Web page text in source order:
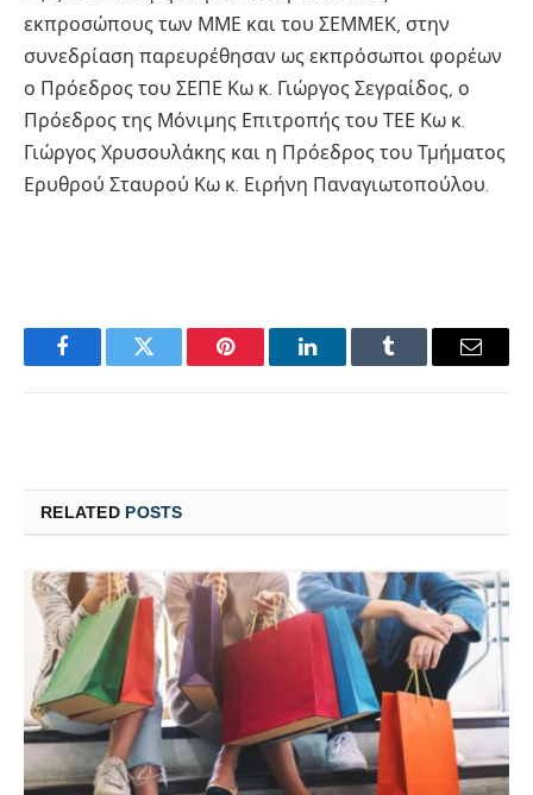
εκπροσώπους των ΜΜΕ και του ΣΕΜΜΕΚ, στην
συνεδρίαση παρευρέθησαν ως εκπρόσωποι φορέων
ο Πρόεδρος του ΣΕΠΕ Κω κ. Γιώργος Σεγραίδος, ο
Πρόεδρος της Μόνιμης Επιτροπής του ΤΕΕ Κω κ.
Γιώργος Χρυσουλάκης και η Πρόεδρος του Τμήματος
Ερυθρού Σταυρού Κω κ. Ειρήνη Παναγιωτοπούλου.
FacebookTwitter Pinterest LinkedInTumblr Email
RELATED POSTS